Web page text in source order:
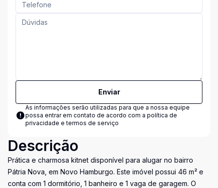
Enviar
As informações serão utilizadas para que a nossa equipe
possa entrar em contato de acordo com a política de
privacidade e termos de serviço
Descrição
Prática e charmosa kitnet disponível para alugar no bairro
Pátria Nova, em Novo Hamburgo. Este imóvel possui 46 m² e
conta com 1 dormitório, 1 banheiro e 1 vaga de garagem. O